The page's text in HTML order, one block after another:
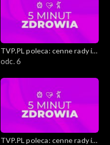
TVP.PL poleca: cenne rady i
ciekawostki
odc. 6
TVP.PL poleca: cenne rady i